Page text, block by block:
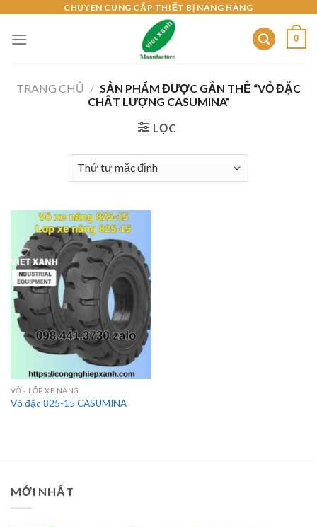
content
CHUYÊN CUNG CẤP THIẾT BỊ NÂNG HÀNG
0
TRANG CHỦ / SẢN PHẨM ĐƯỢC GẮN THẺ “VỎ ĐẶC
CHẤT LƯỢNG CASUMINA”
LỌC
VỎ - LỐP XE NÂNG
Vỏ đặc 825-15 CASUMINA
MỚI NHẤT